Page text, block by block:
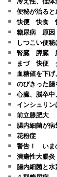
便秘が治る
快便 快食
糖尿病 原因
しつこい便
腎臓 膵臓
まづ 快便
血糖値を下
のびきった腸
心臓、脳卒中
インシュリ
前立腺肥大
腸内細菌が病
花粉症
警告！ いま
潰瘍性大腸炎
腸内細菌と